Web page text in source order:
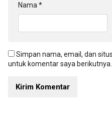
Nama *
Simpan nama, email, dan
untuk komentar saya berikutnya.